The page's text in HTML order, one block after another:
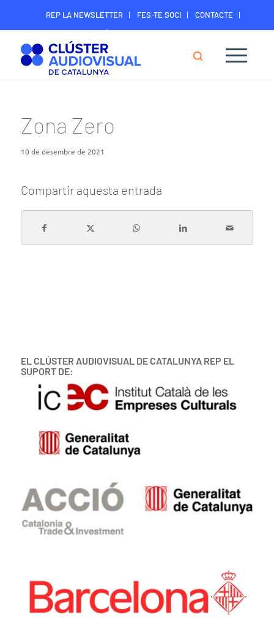
REP LA NEWSLETTER FES-TE SOCI
CONTACTE
ÀREA DIGITAL SOCIS
Zona Zero
10 de desembre de 2021
Compartir aquesta entrada
EL CLÚSTER AUDIOVISUAL DE CATALUNYA REP EL
SUPORT DE: